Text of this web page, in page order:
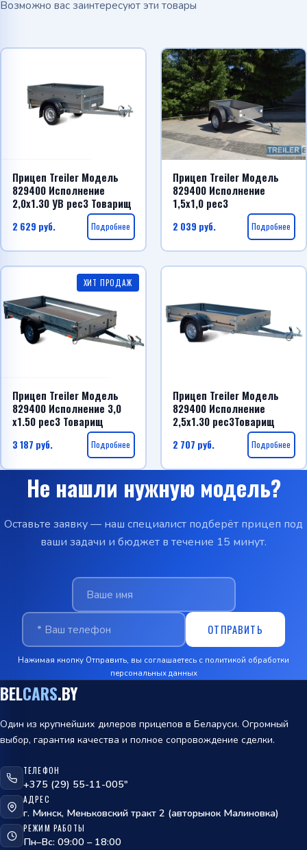
Возможно вас заинтересуют эти товары
Прицеп Treiler Модель
829400 Исполнение
2,0х1.30 УВ рес3 Товарищ
2 629 руб. Подробнее
Прицеп Treiler Модель
829400 Исполнение
1,5х1,0 рес3
2 039 руб. Подробнее
ХИТ ПРОДАЖ
Прицеп Treiler Модель
829400 Исполнение 3,0
х1.50 рес3 Товарищ
3 187 руб. Подробнее
Прицеп Treiler Модель
829400 Исполнение
2,5х1.30 рес3Товарищ
2 707 руб. Подробнее
обработки персональных данных
Не нашли нужную модель?
Оставьте заявку — наш специалист подберёт прицеп под
ваши задачи и бюджет в течение 15 минут.
ОТПРАВИТЬ
Нажимая кнопку Отправить, вы соглашаетесь с политикой обработки
персональных данных
BELCARS.BY
Один из крупнейших дилеров прицепов в Беларуси. Огромный
выбор, гарантия качества и полное сопровождение сделки.
ТЕЛЕФОН
+375 (29) 55-11-005"
АДРЕС
г. Минск, Меньковский тракт 2 (авторынок Малиновка)
РЕЖИМ РАБОТЫ
Пн–Вс: 09:00 – 18:00